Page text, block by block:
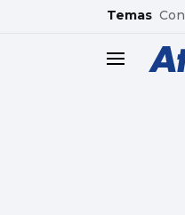
common.go-to-content
Temas